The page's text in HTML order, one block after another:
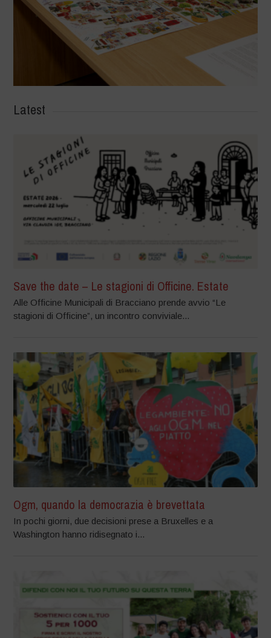
Latest
Save the date – Le stagioni di Officine. Estate
Alle Officine Municipali di Bracciano prende avvio “Le
stagioni di Officine”, un incontro conviviale...
Ogm, quando la democrazia è brevettata
In pochi giorni, due decisioni prese a Bruxelles e a
Washington hanno ridisegnato i...